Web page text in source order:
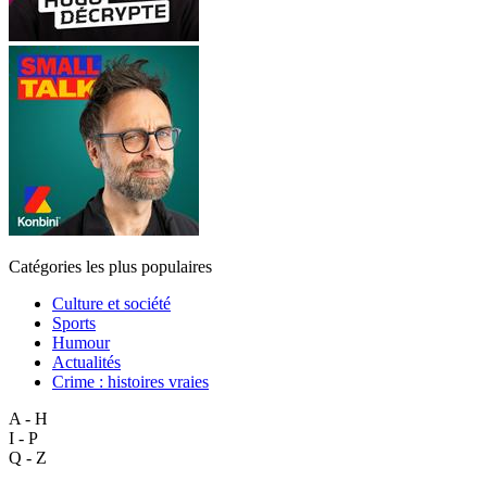
Catégories les plus populaires
Culture et société
Sports
Humour
Actualités
Crime : histoires vraies
A - H
I - P
Q - Z